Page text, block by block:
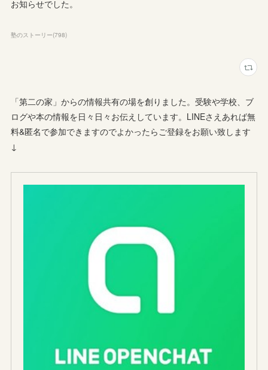
お知らせでした。
塾のストーリー(798)
「第二の家」からの情報共有の場を創りました。受験や学校、ブ
ログや本の情報を日々日々お伝えしています。LINEさえあれば無
料&匿名で参加できますのでよかったらご登録をお願い致します
↓